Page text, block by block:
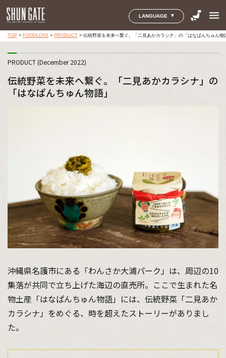
LANGUAGE menu
TOP> FOODLOSS> PRODUCT> 伝統野菜を未来へ繋ぐ。「二見あかカラシナ」の「はなぱんちゅん物
PRODUCT (December 2022)
伝統野菜を未来へ繋ぐ。「二見あかカラシナ」の
「はなぱんちゅん物語」
沖縄県名護市にある「わんさか大浦パーク」は、周辺の10
集落が共同で立ち上げた海辺の直売所。ここで生まれた名
物土産「はなぱんちゅん物語」には、伝統野菜「二見あか
カラシナ」をめぐる、時を超えたストーリーがありまし
た。